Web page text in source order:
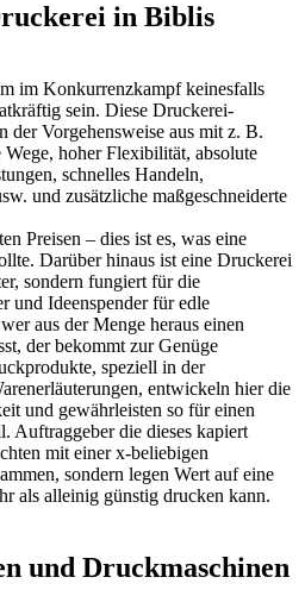
in Biblis
im Konkurrenzkampf keinesfalls
sein. Diese Druckerei-
der Vorgehensweise aus mit z. B.
hoher Flexibilität, absolute
schnelles Handeln,
und zusätzliche maßgeschneiderte
Preisen – dies ist es, was eine
Darüber hinaus ist eine Druckerei
sondern fungiert für die
und Ideenspender für edle
aus der Menge heraus einen
der bekommt zur Genüge
speziell in der
entwickeln hier die
und gewährleisten so für einen
Auftraggeber die dieses kapiert
mit einer x-beliebigen
sondern legen Wert auf eine
als alleinig günstig drucken kann.
und Druckmaschinen